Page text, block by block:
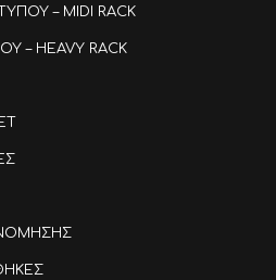
– MIDI RACK
– HEAVY RACK